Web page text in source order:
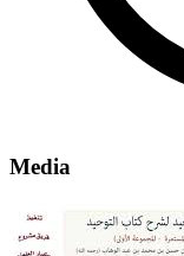
Media